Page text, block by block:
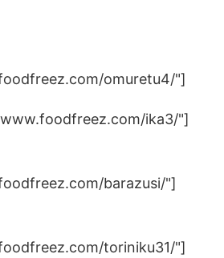
omuretu4/"]
ika3/"]
barazusi/"]
toriniku31/"]